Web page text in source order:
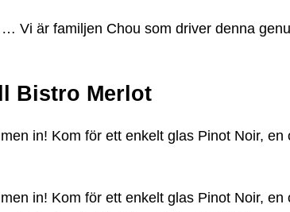
Vi är familjen Chou som driver denna
Bistro Merlot
in! Kom för ett enkelt glas Pinot Noir,
in! Kom för ett enkelt glas Pinot Noir,